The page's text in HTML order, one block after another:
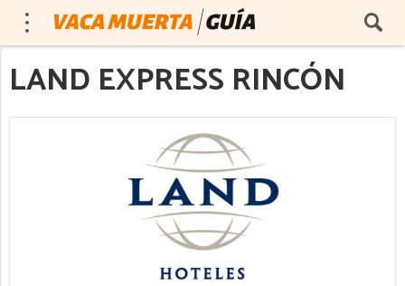
LAND EXPRESS RINCÓN